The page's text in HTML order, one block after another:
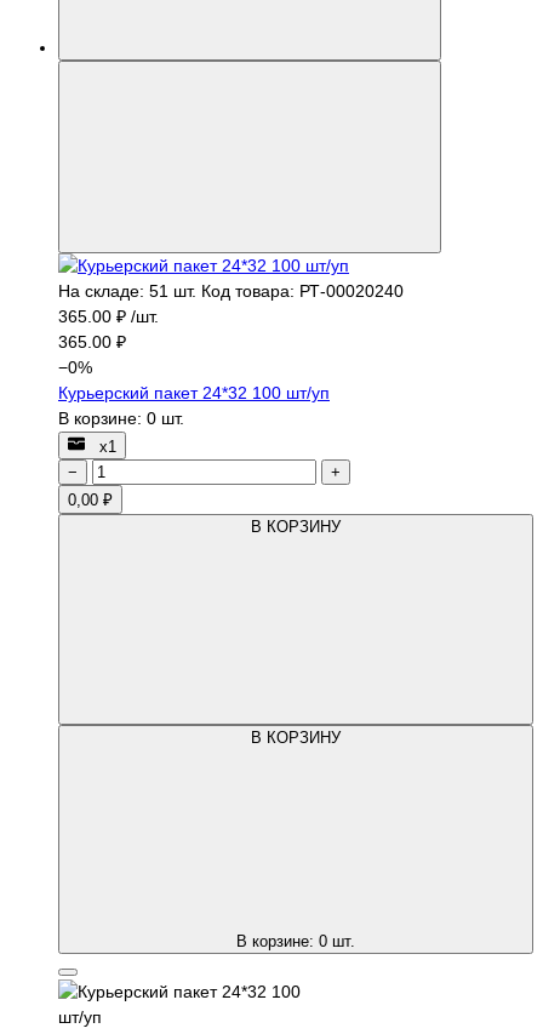
На складе: 51 шт. Код товара: РТ-00020240
365.00 ₽ /шт.
365.00 ₽
−0%
Курьерский пакет 24*32 100 шт/уп
В корзине: 0 шт.
х1
−
+
0,00 ₽
В КОРЗИНУ
В КОРЗИНУ
В корзине: 0 шт.